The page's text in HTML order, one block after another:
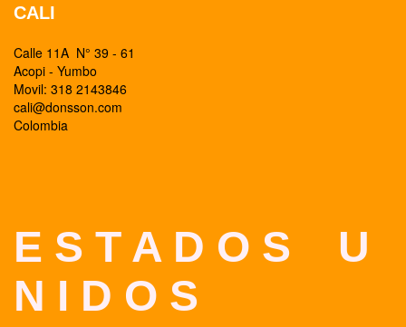
CALI
Calle 11A N° 39 - 61
Acopi - Yumbo
Movil: 318 2143846
cali@donsson.com
Colombia
E S T A D O S U
N I D O S